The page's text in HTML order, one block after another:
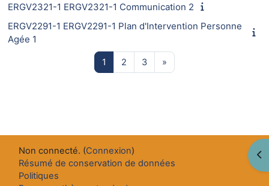
ERGV2321-1 ERGV2321-1 Communication 2
ERGV2291-1 ERGV2291-1 Plan d'Intervention Personne
Agée 1
1 Page 1
2 Page 2
3Page 3
»
Non connecté. (Connexion)
Résumé de conservation de données
Politiques